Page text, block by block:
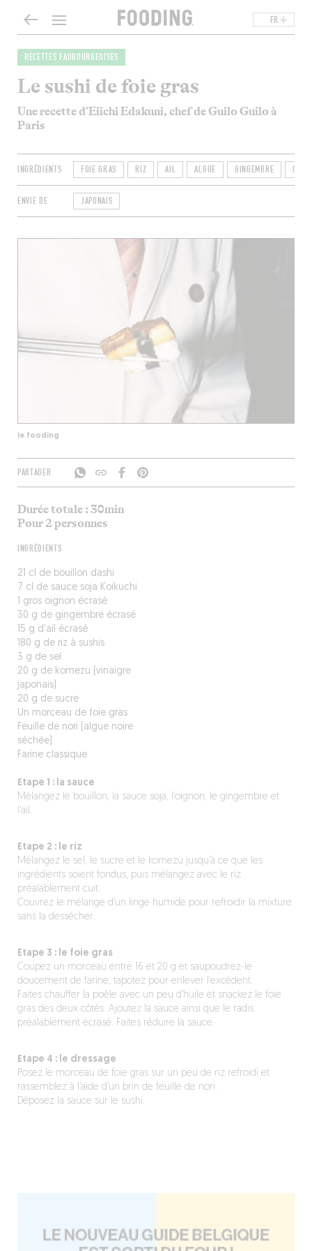
FR
RECETTES FAUBOURGEOISES
Le sushi de foie gras
Une recette d’Eiichi Edakuni, chef de Guilo Guilo à
Paris
le fooding
INGRÉDIENTS FOIE GRAS RIZ AIL ALGUE GINGEMBRE
ENVIE DE JAPONAIS
PARTAGER
Durée totale : 30min
Pour 2 personnes
INGRÉDIENTS
21 cl de bouillon dashi
7 cl de sauce soja Koikuchi
1 gros oignon écrasé
30 g de gingembre écrasé
15 g d’ail écrasé
180 g de riz à sushis
3 g de sel
20 g de komezu (vinaigre
japonais)
20 g de sucre
Un morceau de foie gras
Feuille de nori (algue noire
séchée)
Farine classique
Etape 1 : la sauce
Mélangez le bouillon, la sauce soja, l’oignon, le gingembre et
l’ail.
Etape 2 : le riz
Mélangez le sel, le sucre et le komezu jusqu’à ce que les
ingrédients soient fondus, puis mélangez avec le riz
préalablement cuit.
Couvrez le mélange d’un linge humide pour refroidir la mixture
sans la dessécher.
Etape 3 : le foie gras
Coupez un morceau entre 16 et 20 g et saupoudrez-le
doucement de farine, tapotez pour enlever l’excédent.
Faites chauffer la poêle avec un peu d’huile et snackez le foie
gras des deux côtés. Ajoutez la sauce ainsi que le radis
préalablement écrasé. Faites réduire la sauce.
Etape 4 : le dressage
Posez le morceau de foie gras sur un peu de riz refroidi et
rassemblez à l’aide d’un brin de feuille de nori.
Déposez la sauce sur le sushi.